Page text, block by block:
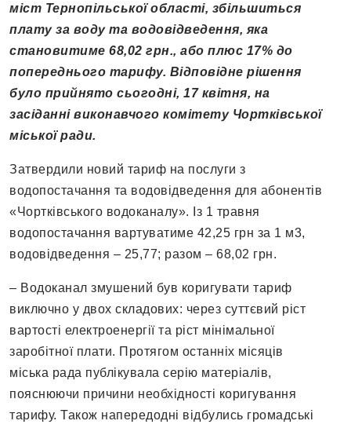
міст Тернопільської області, збільшиться
плату за воду та водовідведення, яка
становитиме 68,02 грн., або плюс 17% до
попереднього тарифу. Відповідне рішення
було прийнято сьогодні, 17 квітня, на
засіданні виконавчого комітету Чортківської
міської ради.
Затвердили новий тариф на послуги з
водопостачання та водовідведення для абонентів
«Чортківського водоканалу». Із 1 травня
водопостачання вартуватиме 42,25 грн за 1 м3,
водовідведення – 25,77; разом – 68,02 грн.
– Водоканал змушений був коригувати тариф
виключно у двох складових: через суттєвий ріст
вартості електроенергії та ріст мінімальної
заробітної плати. Протягом останніх місяців
міська рада публікувала серію матеріалів,
пояснюючи причини необхідності коригування
тарифу. Також напередодні відбулись громадські